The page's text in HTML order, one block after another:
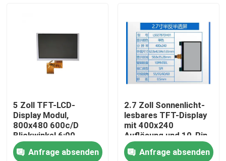
Videos
Über uns
Fabrik-Ausflug
5 Zoll TFT-LCD-
Display Modul,
800x480 600c/D
Blickwinkel 6:00
Anfrage absenden
2.7 Zoll Sonnenlicht-
lesbares TFT-Display
mit 400x240
Auflösung und 10-Pin-
SPI-Schnittstelle
Anfrage absenden